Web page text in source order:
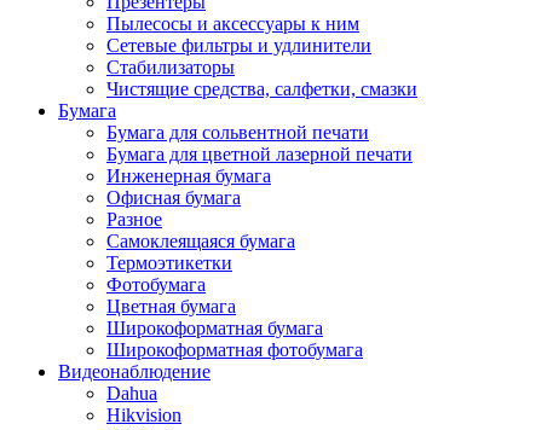
Пылесосы и аксессуары к ним
Сетевые фильтры и удлинители
Стабилизаторы
Чистящие средства, салфетки, смазки
Бумага
Бумага для сольвентной печати
Бумага для цветной лазерной печати
Инженерная бумага
Офисная бумага
Разное
Самоклеящаяся бумага
Термоэтикетки
Фотобумага
Цветная бумага
Широкоформатная бумага
Широкоформатная фотобумага
Видеонаблюдение
Dahua
Hikvision